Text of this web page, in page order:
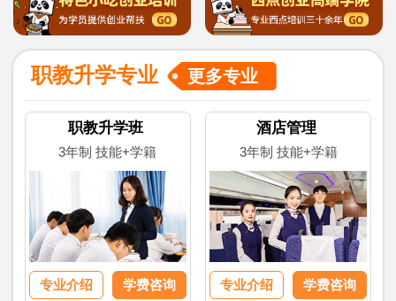
职教升学专业 更多专业
职教升学班
3年制 技能+学籍
专业介绍 学费咨询
酒店管理
3年制 技能+学籍
专业介绍 学费咨询